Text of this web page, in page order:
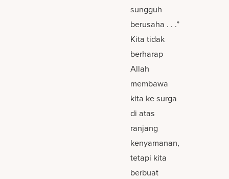
sungguh
berusaha . . .”
Kita tidak
berharap
Allah
membawa
kita ke surga
di atas
ranjang
kenyamanan,
tetapi kita
berbuat